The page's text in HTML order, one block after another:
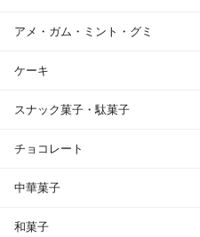
アメ・ガム・ミント・グミ
ケーキ
スナック菓子・駄菓子
チョコレート
中華菓子
和菓子